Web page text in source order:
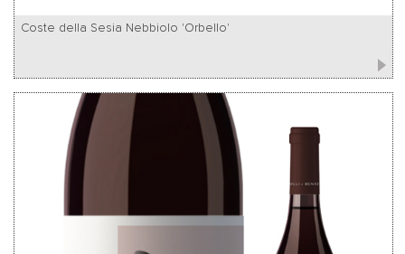
Coste della Sesia Nebbiolo 'Orbello'